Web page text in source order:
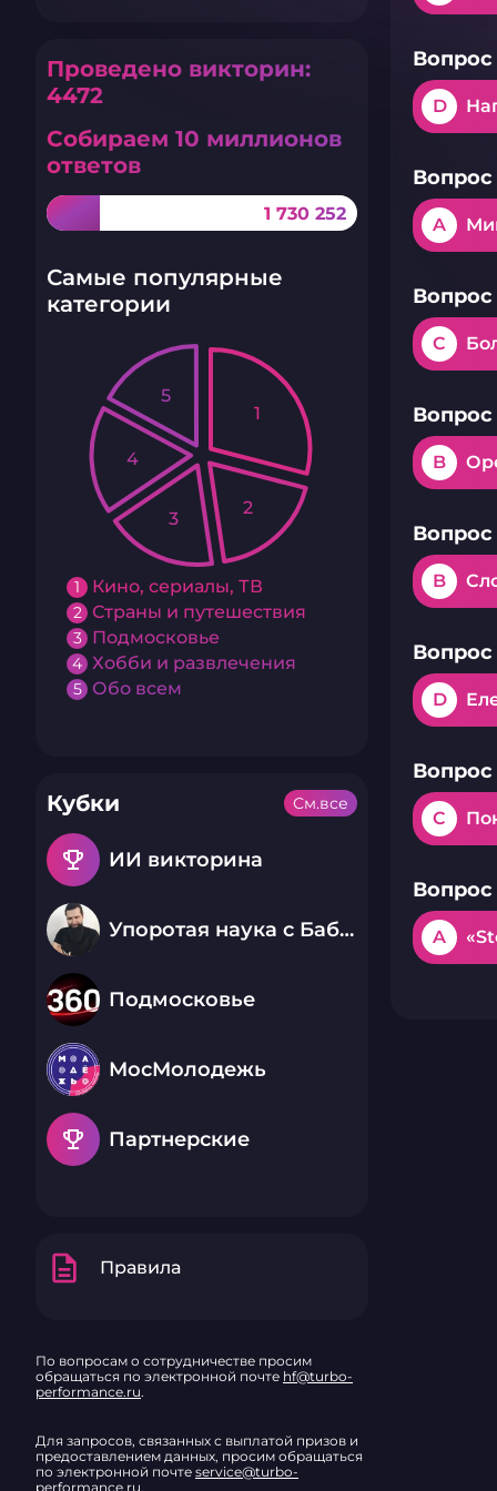
Проведено викторин:
4472
Собираем 10 миллионов
ответов
1 730 252
Самые популярные
категории
1 Кино, сериалы, ТВ
2 Страны и путешествия
3 Подмосковье
4 Хобби и развлечения
5 Обо всем
1
2
3
4
5
Кубки
emoji_events ИИ викторина
Упоротая наука с Бабаем Лютым
Подмосковье
МосМолодежь
emoji_events Партнерские
См.все
description Правила
По вопросам о сотрудничестве просим
обращаться по электронной почте hf@turbo-
performance.ru.
Для запросов, связанных с выплатой призов и
предоставлением данных, просим обращаться
по электронной почте service@turbo-
performance.ru.
Вопрос
D
Вопрос
A
Вопрос
C
Вопрос
B
Вопрос
B
Вопрос
D
Вопрос
C
Вопрос
A